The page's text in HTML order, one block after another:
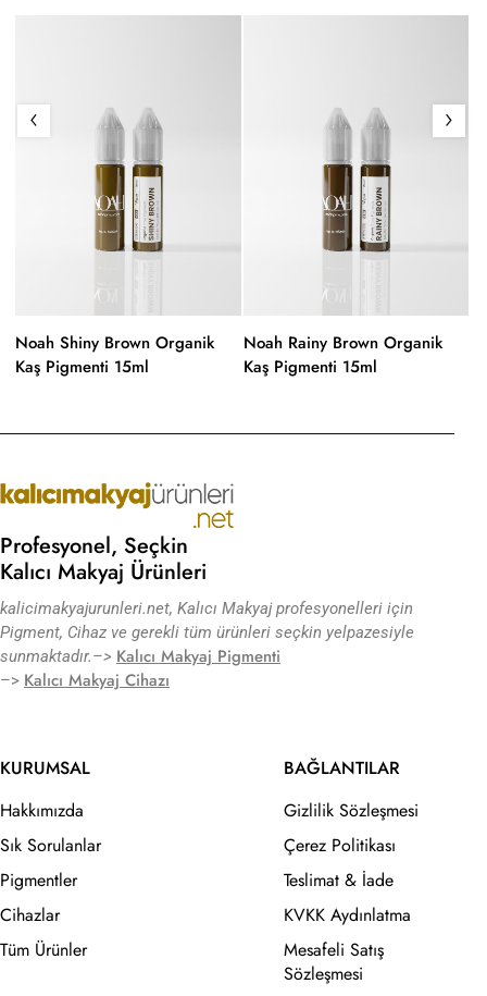
Noah Shiny Brown Organik
Kaş Pigmenti 15ml
Noah Rainy Brown Organik
Kaş Pigmenti 15ml
Profesyonel, Seçkin
Kalıcı Makyaj Ürünleri
kalicimakyajurunleri.net, Kalıcı Makyaj profesyonelleri için
Pigment, Cihaz ve gerekli tüm ürünleri seçkin yelpazesiyle
sunmaktadır.–> Kalıcı Makyaj Pigmenti
–> Kalıcı Makyaj Cihazı
KURUMSAL
Hakkımızda
Sık Sorulanlar
Pigmentler
Cihazlar
Tüm Ürünler
BAĞLANTILAR
Gizlilik Sözleşmesi
Çerez Politikası
Teslimat & İade
KVKK Aydınlatma
Mesafeli Satış
Sözleşmesi